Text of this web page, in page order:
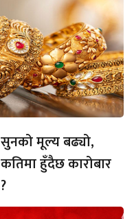
सुनको मूल्य बढ्यो,
कतिमा हुँदैछ कारोबार
?